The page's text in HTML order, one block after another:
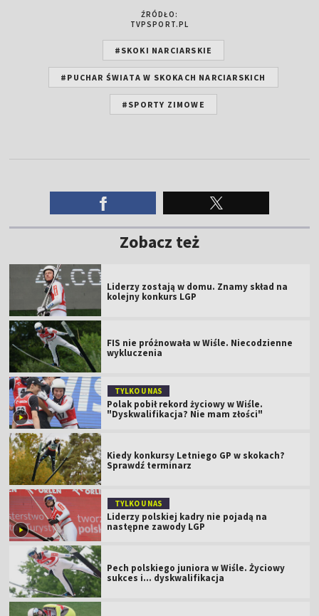
ŹRÓDŁO:
TVPSPORT.PL
#SKOKI NARCIARSKIE
#PUCHAR ŚWIATA W SKOKACH NARCIARSKICH
#SPORTY ZIMOWE
Zobacz też
Liderzy zostają w domu. Znamy skład na
kolejny konkurs LGP
FIS nie próżnowała w Wiśle. Niecodzienne
wykluczenia
TYLKO U NAS
Polak pobił rekord życiowy w Wiśle.
"Dyskwalifikacja? Nie mam złości"
Kiedy konkursy Letniego GP w skokach?
Sprawdź terminarz
TYLKO U NAS
Liderzy polskiej kadry nie pojadą na
następne zawody LGP
Pech polskiego juniora w Wiśle. Życiowy
sukces i... dyskwalifikacja